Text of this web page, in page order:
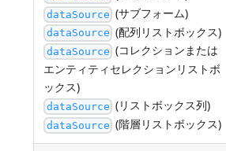
dataSource (サブフォーム)
dataSource (配列リストボックス)
dataSource (コレクションまたは
エンティティセレクションリストボ
ックス)
dataSource (リストボックス列)
dataSource (階層リストボックス)